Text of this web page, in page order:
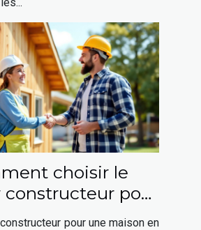
choisir le
pour
en bois ?
pour une maison en